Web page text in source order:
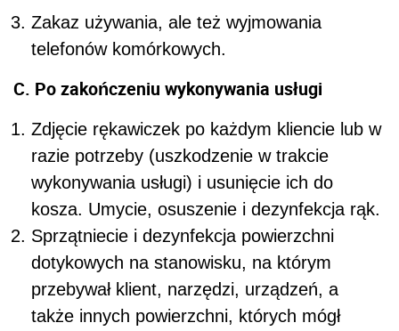
Zakaz używania, ale też wyjmowania
telefonów komórkowych.
C. Po zakończeniu wykonywania usługi
Zdjęcie rękawiczek po każdym kliencie lub w
razie potrzeby (uszkodzenie w trakcie
wykonywania usługi) i usunięcie ich do
kosza. Umycie, osuszenie i dezynfekcja rąk.
Sprzątniecie i dezynfekcja powierzchni
dotykowych na stanowisku, na którym
przebywał klient, narzędzi, urządzeń, a
także innych powierzchni, których mógł